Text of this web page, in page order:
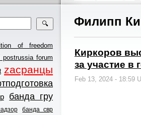
🔍
of freedom
forum
zасранцы
банда гру
банда свр
Филипп
Киркоров
за участие в
Feb 13, 2024 - 18:59